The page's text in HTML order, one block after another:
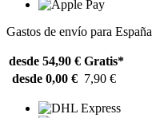
Gastos de envío para España
desde 54,90 € Gratis*
desde 0,00 € 7,90 €